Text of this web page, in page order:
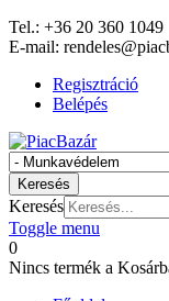
Tel.: +36 20 360 1049
E-mail:
Regisztráció
Belépés
Keresés
Keresés
Toggle menu
0
Nincs termék a